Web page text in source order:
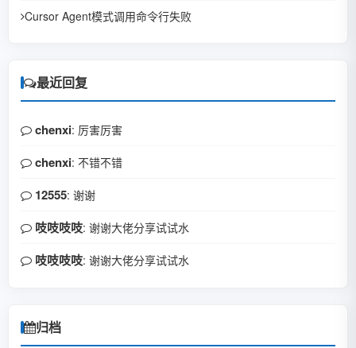
Cursor Agent模式调用命令行失败
最近回复
chenxi: 厉害厉害
chenxi: 不错不错
12555: 谢谢
吱吱吱吱: 谢谢大佬分享试试水
吱吱吱吱: 谢谢大佬分享试试水
归档